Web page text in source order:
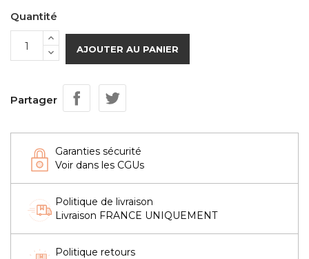
Quantité
AJOUTER AU PANIER
Partager
Garanties sécurité
Voir dans les CGUs
Politique de livraison
Livraison FRANCE UNIQUEMENT
Politique retours